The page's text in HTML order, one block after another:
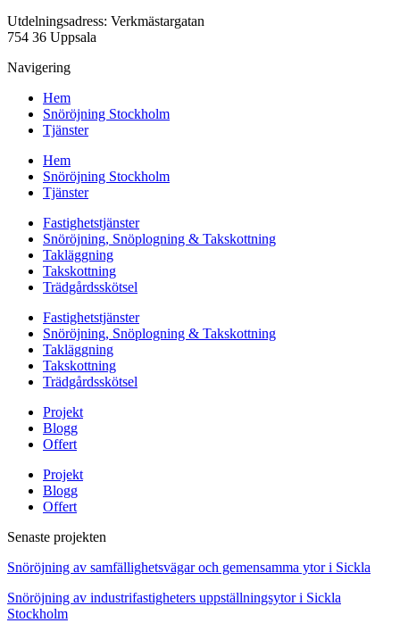
Utdelningsadress: Verkmästargatan
754 36 Uppsala
Navigering
Hem
Snöröjning Stockholm
Tjänster
Hem
Snöröjning Stockholm
Tjänster
Fastighetstjänster
Snöröjning, Snöplogning & Takskottning
Takläggning
Takskottning
Trädgårdsskötsel
Fastighetstjänster
Snöröjning, Snöplogning & Takskottning
Takläggning
Takskottning
Trädgårdsskötsel
Projekt
Blogg
Offert
Projekt
Blogg
Offert
Senaste projekten
Snöröjning av samfällighetsvägar och gemensamma ytor i Sickla
Snöröjning av industrifastigheters uppställningsytor i Sickla
Stockholm